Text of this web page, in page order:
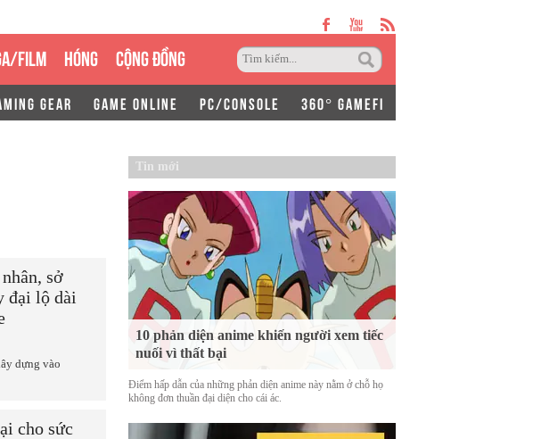
FILM HÓNG CỘNG ĐỒNG
GEAR GAME ONLINE PC/CONSOLE 360° GAMEFI
sở
đại lộ dài
dựng vào
cho sức
Tin mới
10 phản diện anime khiến người xem tiếc
nuối vì thất bại
Điểm hấp dẫn của những phản diện anime này nằm ở chỗ họ
không đơn thuần đại diện cho cái ác.